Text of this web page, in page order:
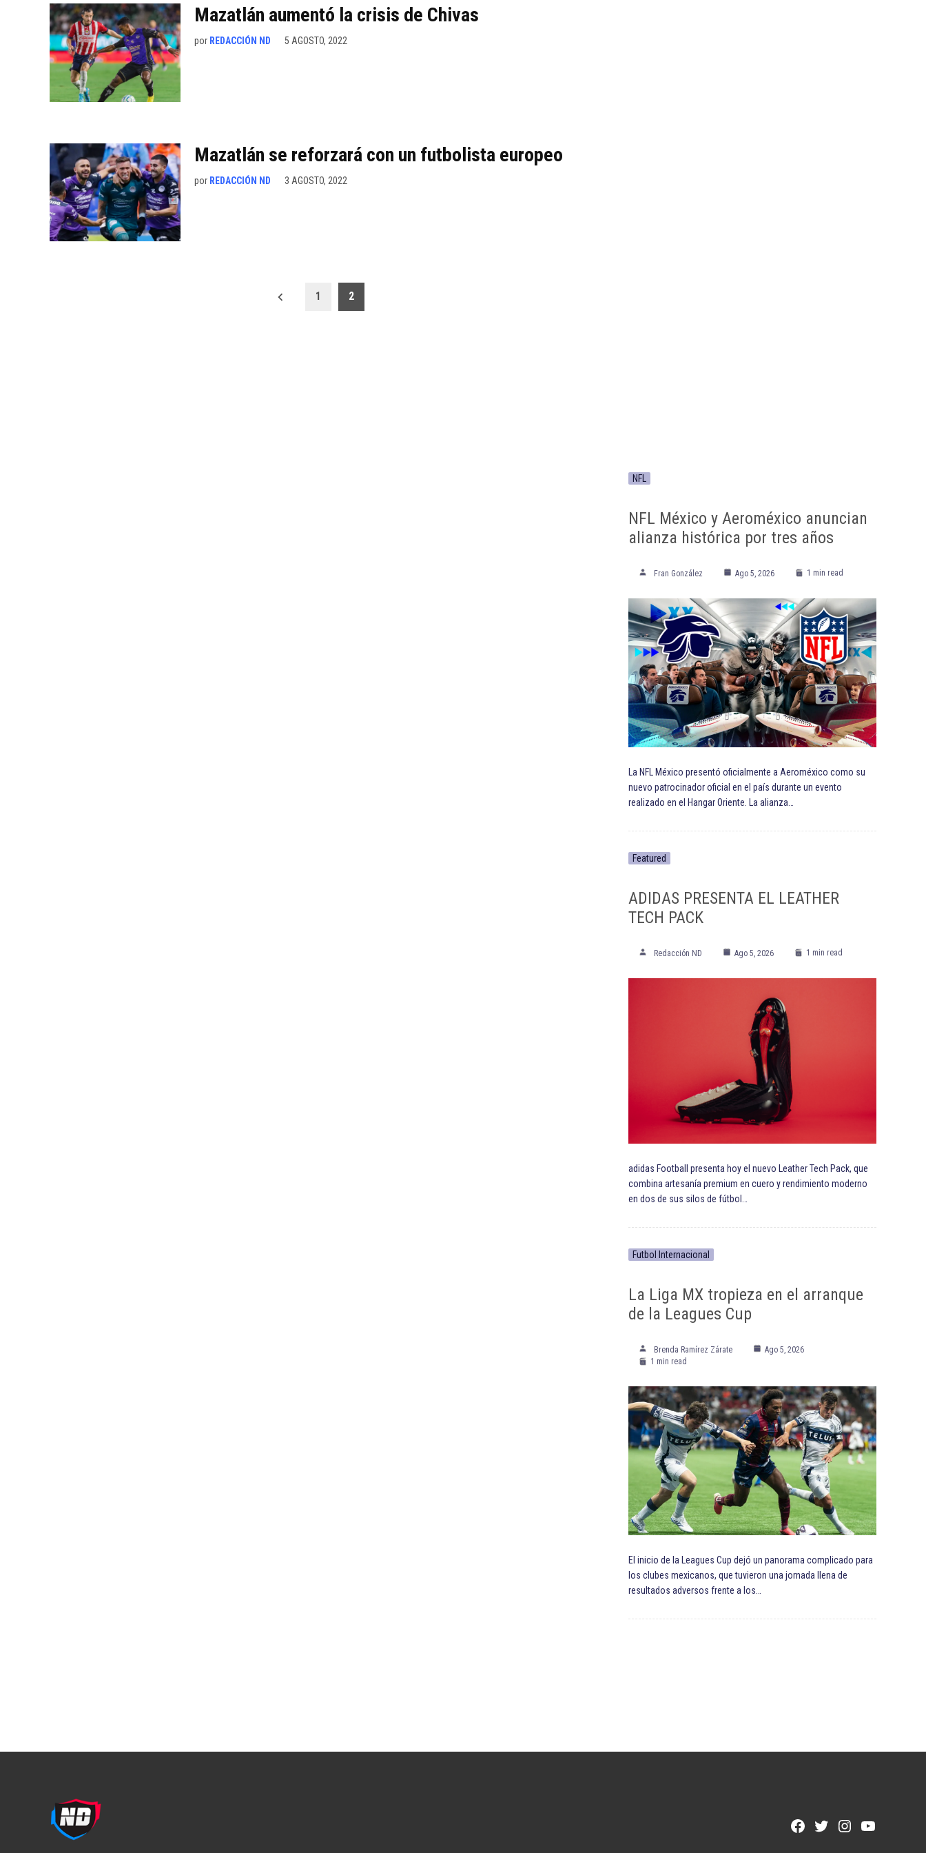
Mazatlán aumentó la crisis de Chivas
por REDACCIÓN ND 5 AGOSTO, 2022
Mazatlán se reforzará con un futbolista europeo
por REDACCIÓN ND 3 AGOSTO, 2022
1 2
NFL
NFL México y Aeroméxico anuncian
alianza histórica por tres años
Fran González Ago 5, 2026 1 min read
La NFL México presentó oficialmente a Aeroméxico como su
nuevo patrocinador oficial en el país durante un evento
realizado en el Hangar Oriente. La alianza…
Featured
ADIDAS PRESENTA EL LEATHER
TECH PACK
Redacción ND Ago 5, 2026 1 min read
adidas Football presenta hoy el nuevo Leather Tech Pack, que
combina artesanía premium en cuero y rendimiento moderno
en dos de sus silos de fútbol…
Futbol Internacional
La Liga MX tropieza en el arranque
de la Leagues Cup
Brenda Ramírez Zárate
Ago 5, 2026
1 min read
El inicio de la Leagues Cup dejó un panorama complicado para
los clubes mexicanos, que tuvieron una jornada llena de
resultados adversos frente a los…
Facebook
TwitterInstagram
YouTube